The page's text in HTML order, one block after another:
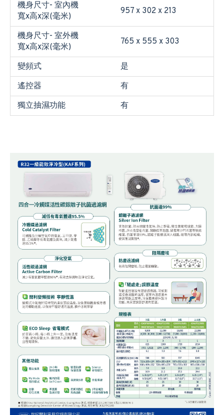
機身尺寸- 室內機
寬x高x深(毫米)
957 x 302 x 213
機身尺寸- 室外機
寬x高x深(毫米)
765 x 555 x 303
變頻式
是
遙控器
有
獨立抽濕功能
有